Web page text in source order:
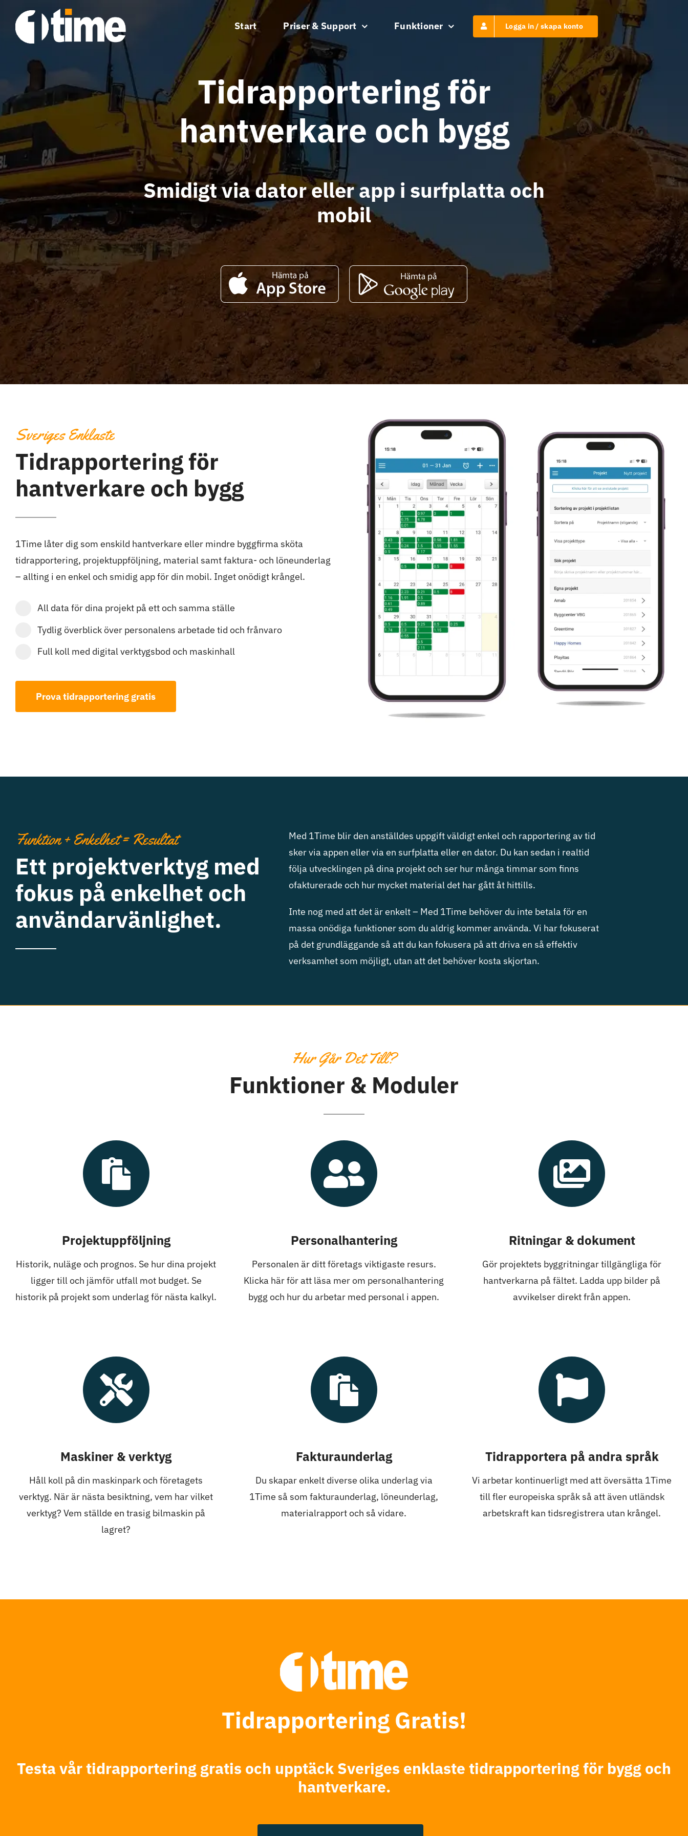
Fortsätt
innehållet
Start Priser & Support Funktioner Logga in / skapa konto
Tidrapportering för
hantverkare och bygg
Smidigt via dator eller app i surfplatta och
mobil
Sveriges Enklaste
Tidrapportering för
hantverkare och bygg
1Time låter dig som enskild hantverkare eller mindre byggfirma sköta
tidrapportering, projektuppföljning, material samt faktura- och löneunderlag
– allting i en enkel och smidig app för din mobil. Inget onödigt krångel.
All data för dina projekt på ett och samma ställe
Tydlig överblick över personalens arbetade tid och frånvaro
Full koll med digital verktygsbod och maskinhall
Prova tidrapportering gratis
Funktion + Enkelhet = Resultat
Ett projektverktyg med
fokus på enkelhet och
användarvänlighet.
Med 1Time blir den anställdes uppgift väldigt enkel och rapportering av tid
sker via appen eller via en surfplatta eller en dator. Du kan sedan i realtid
följa utvecklingen på dina projekt och ser hur många timmar som finns
ofakturerade och hur mycket material det har gått åt hittills.
Inte nog med att det är enkelt – Med 1Time behöver du inte betala för en
massa onödiga funktioner som du aldrig kommer använda. Vi har fokuserat
på det grundläggande så att du kan fokusera på att driva en så effektiv
verksamhet som möjligt, utan att det behöver kosta skjortan.
Hur Går Det Till?
Funktioner & Moduler
Projektuppföljning
Historik, nuläge och prognos. Se hur dina projekt
ligger till och jämför utfall mot budget. Se
historik på projekt som underlag för nästa kalkyl.
Personalhantering
Personalen är ditt företags viktigaste resurs.
Klicka här för att läsa mer om personalhantering
bygg och hur du arbetar med personal i appen.
Ritningar & dokument
Gör projektets byggritningar tillgängliga för
hantverkarna på fältet. Ladda upp bilder på
avvikelser direkt från appen.
Maskiner & verktyg
Håll koll på din maskinpark och företagets
verktyg. När är nästa besiktning, vem har vilket
verktyg? Vem ställde en trasig bilmaskin på
lagret?
Fakturaunderlag
Du skapar enkelt diverse olika underlag via
1Time så som fakturaunderlag, löneunderlag,
materialrapport och så vidare.
Tidrapportera på andra språk
Vi arbetar kontinuerligt med att översätta 1Time
till fler europeiska språk så att även utländsk
arbetskraft kan tidsregistrera utan krångel.
Tidrapportering Gratis!
Testa vår tidrapportering gratis och upptäck Sveriges enklaste tidrapportering för bygg och
hantverkare.